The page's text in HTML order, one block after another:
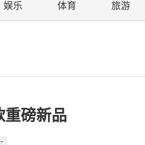
娱乐 体育 旅游
重磅新品